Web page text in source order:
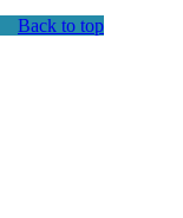
Back to top